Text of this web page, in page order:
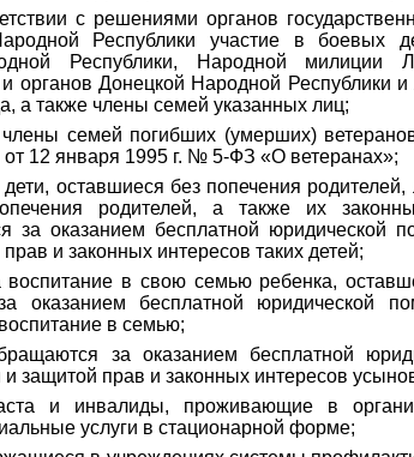
с решениями органов
Республики участие в боевых
Республики, Народной милиции
органов Донецкой Народной Республики
а также члены семей указанных лиц;
семей погибших (умерших)
12 января 1995 г. № 5-ФЗ «О ветеранах»;
оставшиеся без попечения родителей,
родителей, а также их
за оказанием бесплатной юридической
и законных интересов таких детей;
в свою семью ребенка,
оказанием бесплатной юридической
в семью;
за оказанием бесплатной
защитой прав и законных интересов
и инвалиды, проживающие в
услуги в стационарной форме;